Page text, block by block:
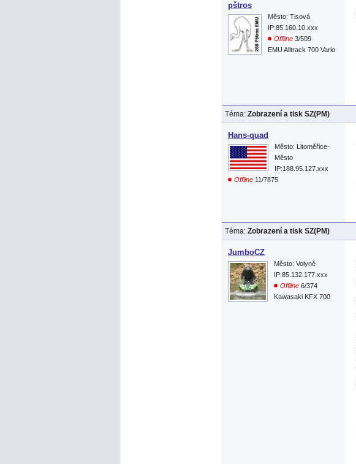
pštros
Město: Tisová
IP:85.160.10.xxx
Offline 3/509
EMU Alltrack 700 Vario
Téma: Zobrazení a tisk SZ(PM)
Hans-quad
Město: Litoměřice-
Město
IP:188.95.127.xxx
Offline 11/7875
Téma: Zobrazení a tisk SZ(PM)
JumboCZ
Město: Volyně
IP:85.132.177.xxx
Offline 6/374
Kawasaki KFX 700